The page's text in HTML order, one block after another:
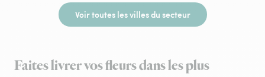
Voir toutes les villes du secteur
Faites livrer vos fleurs dans les plus